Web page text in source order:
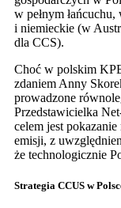
w pełnym
i niemieckie (w
dla CCS).
Choć w polskim
zdaniem Anny
prowadzone
Przedstawicielka
celem jest
emisji, z
że technologicznie
Strategia CCUS w